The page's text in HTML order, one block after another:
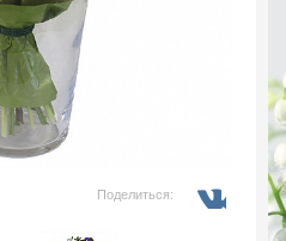
Поделиться: